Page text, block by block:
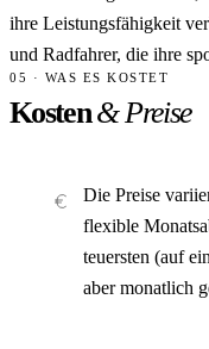
ihre Leistungsfähigkeit
und Radfahrer, die ihre
05 · WAS ES KOSTET
Kosten& Preise
Die Preise
flexible
teuersten (auf
aber monatlich